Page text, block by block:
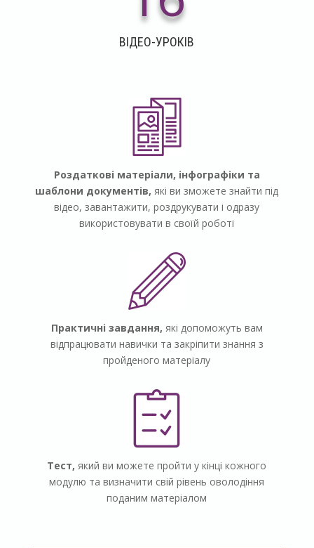
ВІДЕО-УРОКІВ
Роздаткові матеріали, інфографіки та
шаблони документів,які ви зможете знайти під
відео, завантажити, роздрукувати і одразу
використовувати в своїй роботі
Практичні завдання, які допоможуть вам
відпрацювати навички та закріпити знання з
пройденого матеріалу
Тест,який ви можете пройти у кінці кожного
модулю та визначити свій рівень оволодіння
поданим матеріалом